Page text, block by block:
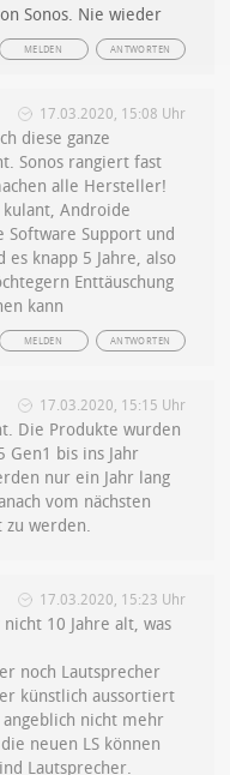
Sonos. Nie wieder
ANTWORTEN
MELDEN
17.03.2020, 15:08 Uhr
diese ganze
Sonos rangiert fast
alle Hersteller!
kulant, Androide
Software Support und
es knapp 5 Jahre, also
Enttäuschung
kann
ANTWORTEN
MELDEN
17.03.2020, 15:15 Uhr
Die Produkte wurden
Gen1 bis ins Jahr
nur ein Jahr lang
vom nächsten
zu werden.
17.03.2020, 15:23 Uhr
10 Jahre alt, was
noch Lautsprecher
künstlich aussortiert
nicht mehr
neuen LS können
Lautsprecher.